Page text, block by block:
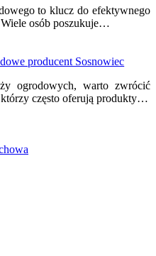
to klucz do efektywnego
osób poszukuje…
producent Sosnowiec
ogrodowych, warto zwrócić
często oferują produkty…